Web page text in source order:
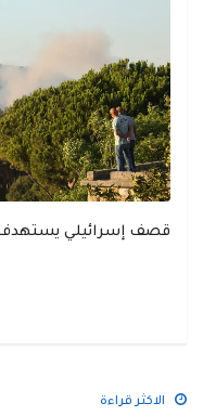
قصف إسرائيلي
الاكثر قراءة